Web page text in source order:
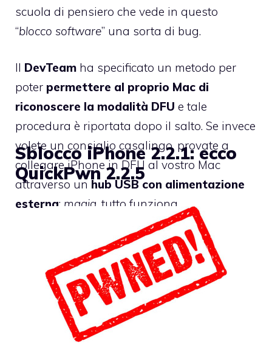
scuola di pensiero che vede in questo
“blocco software” una sorta di bug.
Il DevTeam ha specificato un metodo per
poter permettere al proprio Mac di
riconoscere la modalità DFU e tale
procedura è riportata dopo il salto. Se invece
volete un consiglio casalingo, provate a
collegare iPhone in DFU al vostro Mac
attraverso un hub USB con alimentazione
esterna: magia , tutto funziona.
Sblocco iPhone 2.2.1: ecco
QuickPwn 2.2.5